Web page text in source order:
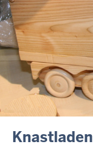
Knastladen